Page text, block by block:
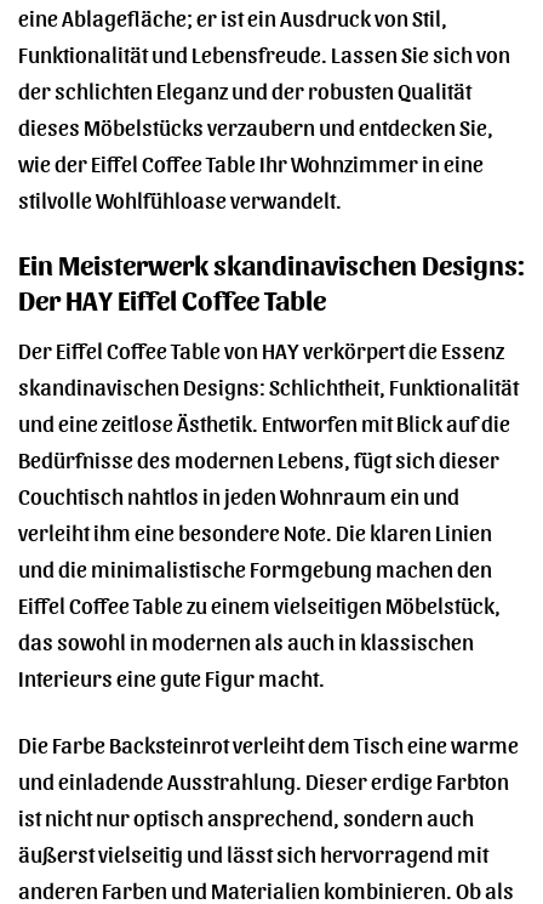
eine Ablagefläche; er ist ein Ausdruck von Stil,
Funktionalität und Lebensfreude. Lassen Sie sich von
der schlichten Eleganz und der robusten Qualität
dieses Möbelstücks verzaubern und entdecken Sie,
wie der Eiffel Coffee Table Ihr Wohnzimmer in eine
stilvolle Wohlfühloase verwandelt.
Ein Meisterwerk skandinavischen Designs:
Der HAY Eiffel Coffee Table
Der Eiffel Coffee Table von HAY verkörpert die Essenz
skandinavischen Designs: Schlichtheit, Funktionalität
und eine zeitlose Ästhetik. Entworfen mit Blick auf die
Bedürfnisse des modernen Lebens, fügt sich dieser
Couchtisch nahtlos in jeden Wohnraum ein und
verleiht ihm eine besondere Note. Die klaren Linien
und die minimalistische Formgebung machen den
Eiffel Coffee Table zu einem vielseitigen Möbelstück,
das sowohl in modernen als auch in klassischen
Interieurs eine gute Figur macht.
Die Farbe Backsteinrot verleiht dem Tisch eine warme
und einladende Ausstrahlung. Dieser erdige Farbton
ist nicht nur optisch ansprechend, sondern auch
äußerst vielseitig und lässt sich hervorragend mit
anderen Farben und Materialien kombinieren. Ob als